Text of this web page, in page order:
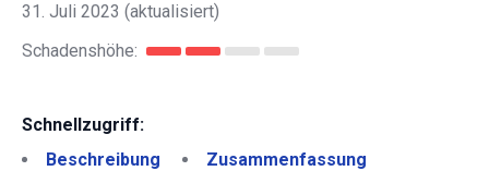
31. Juli 2023 (aktualisiert)
Schadenshöhe:
Schnellzugriff:
Beschreibung
Zusammenfassung